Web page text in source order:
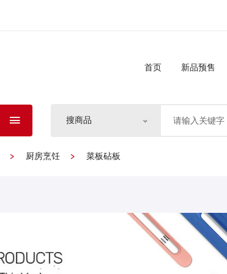
首页 新品预售
搜商品
厨房烹饪 菜板砧板